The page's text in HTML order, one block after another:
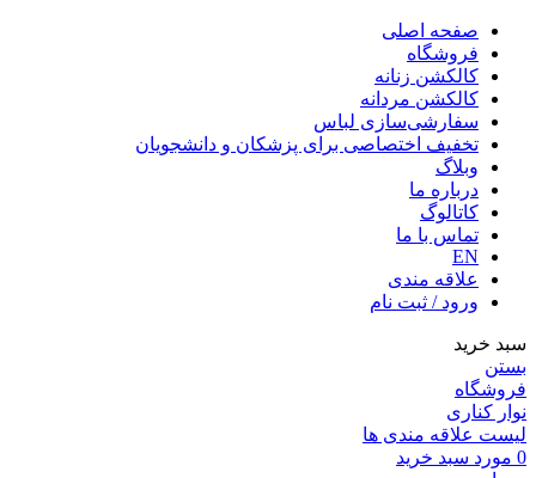
صفحه اصلی
فروشگاه
کالکشن زنانه
کالکشن مردانه
سفارشی‌سازی لباس
تخفیف اختصاصی برای پزشکان و دانشجویان
وبلاگ
درباره ما
کاتالوگ
تماس با ما
EN
علاقه مندی
ورود / ثبت نام
سبد خرید
بستن
فروشگاه
نوار کناری
لیست علاقه مندی ها
0 مورد سبد خرید